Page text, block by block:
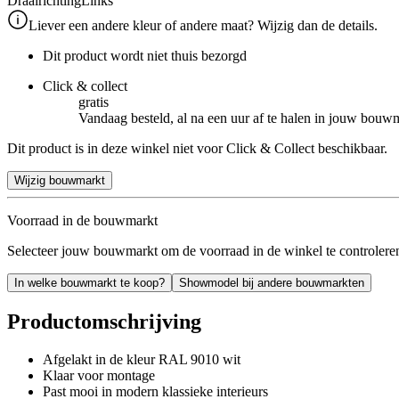
Liever een andere kleur of andere maat? Wijzig dan de details.
Dit product wordt niet thuis bezorgd
Click & collect
gratis
Vandaag besteld, al na een uur af te halen in jouw
Dit product is in deze winkel niet voor Click & Collect beschikbaar.
Wijzig bouwmarkt
Voorraad in de bouwmarkt
Selecteer jouw bouwmarkt om de voorraad in de winkel te
In welke bouwmarkt te koop? Showmodel bij andere bouwmarkten
Productomschrijving
Afgelakt in de kleur RAL 9010 wit
Klaar voor montage
Past mooi in modern klassieke interieurs